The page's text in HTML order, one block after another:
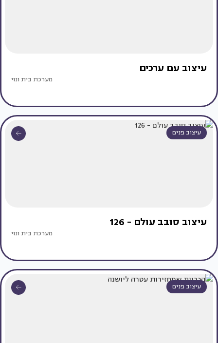
עיצוב עם ערכים
מערכת בית ונוי
עיצוב פנים
עיצוב סובב עולם - 126
מערכת בית ונוי
עיצוב פנים